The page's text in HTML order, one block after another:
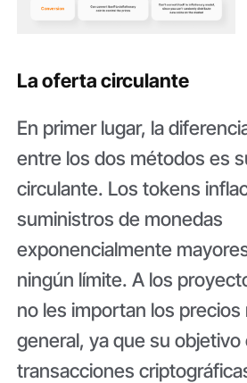
La oferta circulante
En primer lugar, la
entre los dos métodos es
circulante. Los tokens
suministros de monedas
exponencialmente
ningún límite. A los
no les importan los precios
general, ya que su objetivo
transacciones